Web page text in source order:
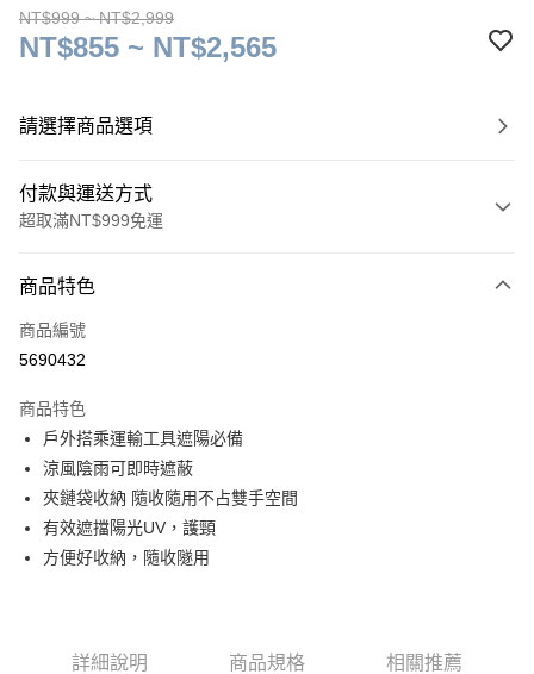
NT$999 ~ NT$2,999
NT$855 ~ NT$2,565
請選擇商品選項
付款與運送方式
超取滿NT$999免運
信用卡一次付款
超商取貨付款
Apple Pay
街口支付
悠遊付
每筆NT$90，滿NT$999(含以上)免運費
商品特色
商品編號
5690432
商品特色
戶外搭乘運輸工具遮陽必備
涼風陰雨可即時遮蔽
夾鏈袋收納 隨收隨用不占雙手空間
有效遮擋陽光UV，護頸
方便好收納，隨收隧用
詳細說明 商品規格 相關推薦